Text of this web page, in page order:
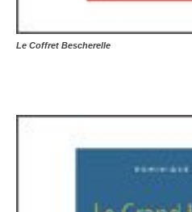
Le Coffret Bescherelle